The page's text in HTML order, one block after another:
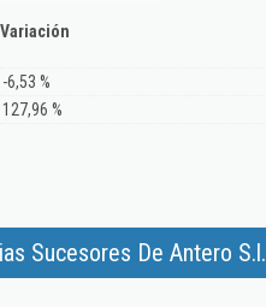
Variación
-6,53 %
127,96 %
Sucesores De Antero S.l.